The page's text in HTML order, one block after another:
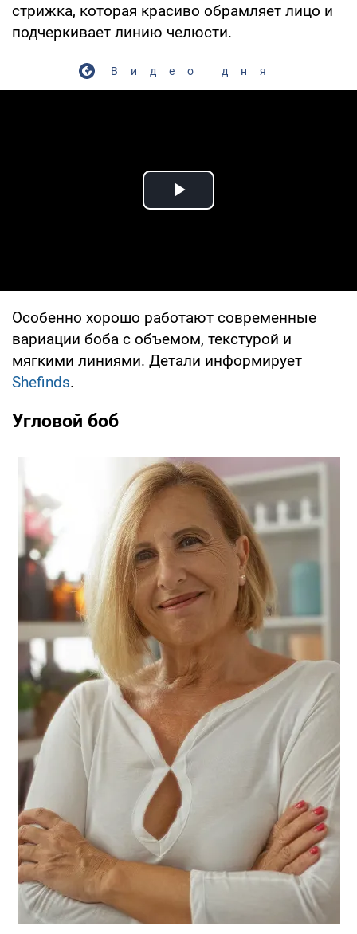
стрижка, которая красиво обрамляет лицо и
подчеркивает линию челюсти.
Видео дня
Play Video
Особенно хорошо работают современные
вариации боба с объемом, текстурой и
мягкими линиями. Детали информирует
Shefinds.
Угловой боб